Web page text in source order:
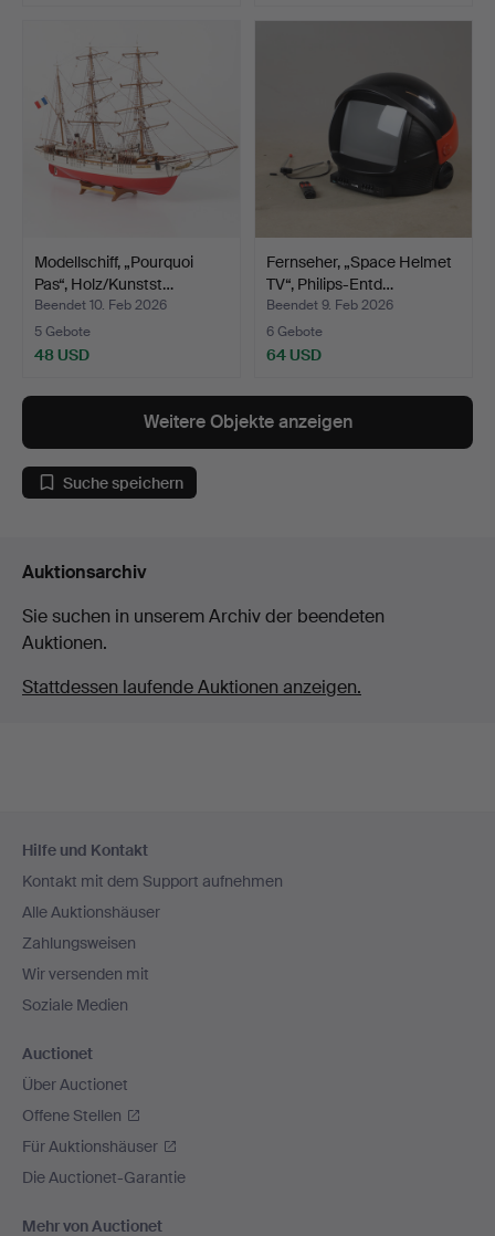
Modellschiff, „Pourquoi
Pas“, Holz/Kunstst…
Beendet 10. Feb 2026
5 Gebote
48 USD
Fernseher, „Space Helmet
TV“, Philips-Entd…
Beendet 9. Feb 2026
6 Gebote
64 USD
Weitere Objekte anzeigen
Suche speichern
Auktionsarchiv
Sie suchen in unserem Archiv der beendeten
Auktionen.
Stattdessen laufende Auktionen anzeigen.
Navigation
Hilfe und Kontakt
Kontakt mit dem Support aufnehmen
Alle Auktionshäuser
Zahlungsweisen
Wir versenden mit
Soziale Medien
Auctionet
Über Auctionet
Offene Stellen
Für Auktionshäuser
Die Auctionet-Garantie
Mehr von Auctionet